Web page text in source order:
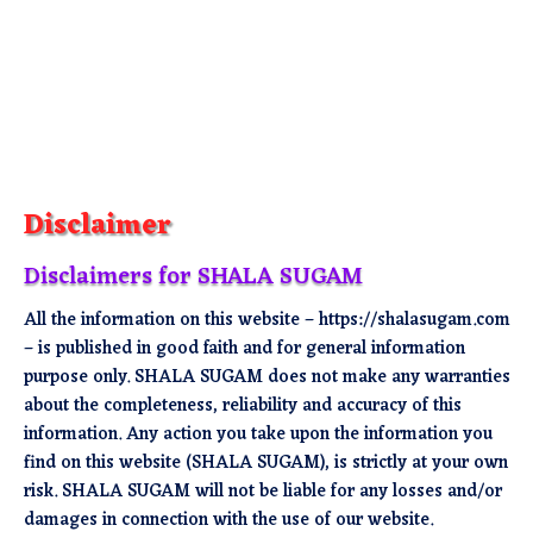
Disclaimer
Disclaimers for SHALA SUGAM
All the information on this website – https://shalasugam.com
– is published in good faith and for general information
purpose only. SHALA SUGAM does not make any warranties
about the completeness, reliability and accuracy of this
information. Any action you take upon the information you
find on this website (SHALA SUGAM), is strictly at your own
risk. SHALA SUGAM will not be liable for any losses and/or
damages in connection with the use of our website.